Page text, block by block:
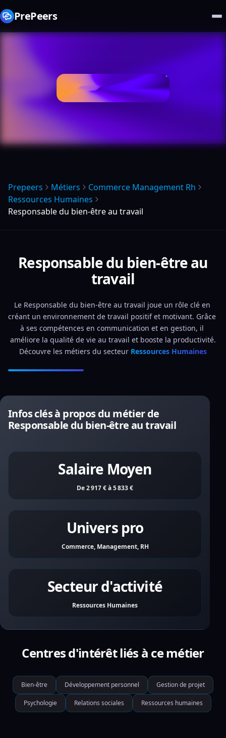
PrePeers
Prepeers Métiers
Commerce Management Rh
Ressources Humaines
Responsable du bien-être au travail
Responsable du bien-être au
travail
Le Responsable du bien-être au travail joue un rôle clé en
créant un environnement de travail positif et motivant. Grâce
à ses compétences en communication et en gestion, il
améliore la qualité de vie au travail et booste la productivité.
Découvre les métiers du secteur Ressources Humaines
Infos clés à propos du métier de
Responsable du bien-être au travail
Salaire Moyen
De 2 917 € à 5 833 €
Univers pro
Commerce, Management, RH
Secteur d'activité
Ressources Humaines
Centres d'intérêt liés à ce métier
Bien-être Développement personnel Gestion de projet
Psychologie Relations sociales Ressources humaines